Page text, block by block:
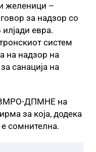
желеници –
за надзор со
евра.
систем
на надзор на
санација на
ДПМНЕ на
за која, додека
е сомнителна.